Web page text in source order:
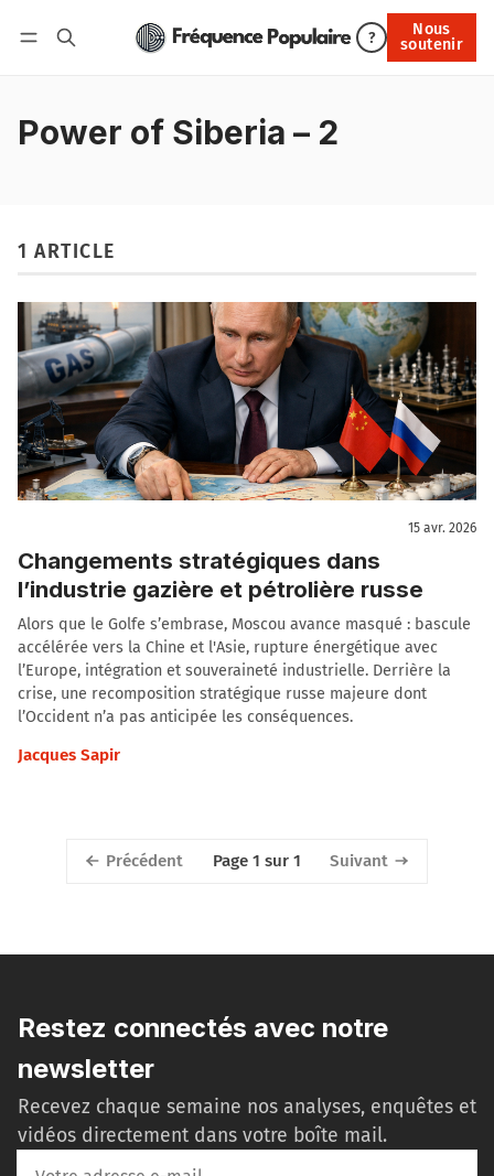
?
Nous
soutenir
Nous soutenir
Power of Siberia – 2
1 ARTICLE
15 avr. 2026
Changements stratégiques dans
l’industrie gazière et pétrolière russe
Alors que le Golfe s’embrase, Moscou avance masqué : bascule
accélérée vers la Chine et l'Asie, rupture énergétique avec
l’Europe, intégration et souveraineté industrielle. Derrière la
crise, une recomposition stratégique russe majeure dont
l’Occident n’a pas anticipée les conséquences.
Jacques Sapir
Précédent Page 1 sur 1 Suivant
Restez connectés avec notre
newsletter
Recevez chaque semaine nos analyses, enquêtes et
vidéos directement dans votre boîte mail.